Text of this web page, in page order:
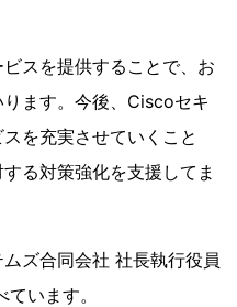
スを提供することで、お
ます。今後、Ciscoセキ
を充実させていくこと
る対策強化を支援してま
ズ合同会社 社長執行役員
います。